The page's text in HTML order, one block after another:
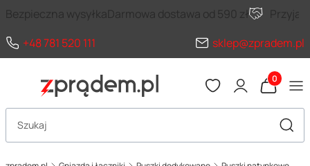
Bezpieczna wysyłkaDarmowa dostawa od 590 zł
+48 781 520 111
sklep@zpradem.pl
Produkty
Otwórz wyszukiwarkę